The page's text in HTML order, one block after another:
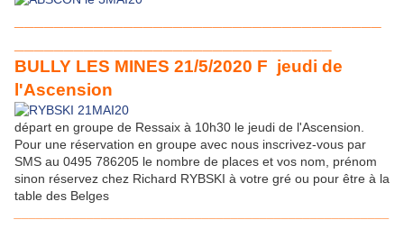
BULLY LES MINES 21/5/2020 F jeudi de
l'Ascension
départ en groupe de Ressaix à 10h30 le jeudi de l'Ascension.
Pour une réservation en groupe avec nous inscrivez-vous par
SMS au 0495 786205 le nombre de places et vos nom, prénom
sinon réservez chez Richard RYBSKI à votre gré ou pour être à la
table des Belges